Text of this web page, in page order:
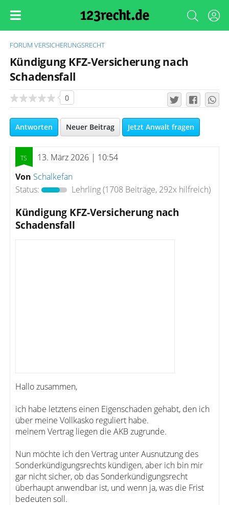
FORUM VERSICHERUNGSRECHT
Kündigung KFZ-Versicherung nach
Schadensfall
0
Antworten Neuer Beitrag Jetzt Anwalt fragen
13. März 2026 | 10:54
Von Schalkefan
Status:
Lehrling(1708 Beiträge, 292x hilfreich)
Kündigung KFZ-Versicherung nach
Schadensfall
Hallo zusammen,
ich habe letztens einen Eigenschaden gehabt, den ich
über meine Vollkasko reguliert habe.
meinem Vertrag liegen die AKB zugrunde.
Nun möchte ich den Vertrag unter Ausnutzung des
Sonderkündigungsrechts kündigen, aber ich bin mir
gar nicht sicher, ob das Sonderkündigungsrecht
überhaupt anwendbar ist, und wenn ja, was die Frist
bedeuten soll.